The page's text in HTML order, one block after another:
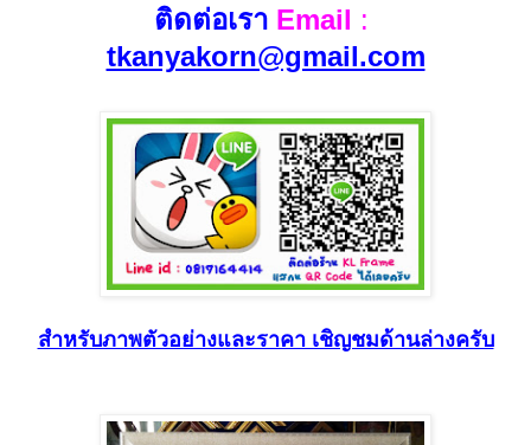
ติดต่อเรา Email :
tkanyakorn@gmail.com
สำหรับภาพตัวอย่างและราคา เชิญชมด้านล่างครับ